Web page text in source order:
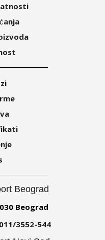
Beograd
Beograd
3552-544